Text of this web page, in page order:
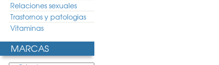
Relaciones sexuales
Trastornos y patologias
Vitaminas
MARCAS